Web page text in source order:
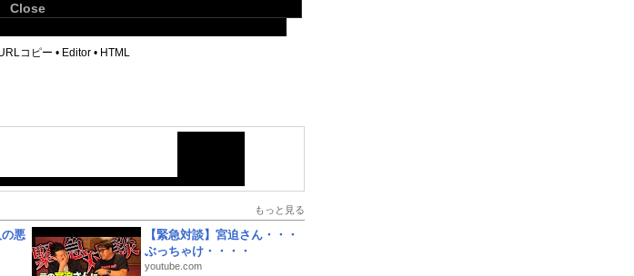
Close
コピー • Editor • HTML
もっと見る
の悪
【緊急対談】宮迫さん・・・
ぶっちゃけ・・・・
youtube.com